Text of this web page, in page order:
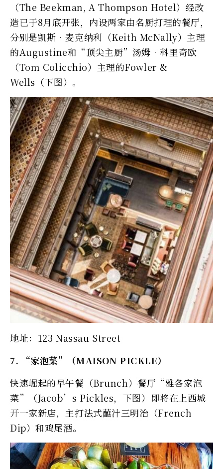
（The Beekman, A Thompson Hotel）经改
造已于8月底开张，内设两家由名厨打理的餐厅，
分别是凯斯‧麦克纳利（Keith McNally）主理
的Augustine和“顶尖主厨”汤姆‧科里奇欧
（Tom Colicchio）主理的Fowler &
Wells（下图）。
地址：123 Nassau Street
7. “家泡菜”（MAISON PICKLE）
快速崛起的早午餐（Brunch）餐厅“雅各家泡
菜”（Jacob’s Pickles，下图）即将在上西城
开一家新店，主打法式蘸汁三明治（French
Dip）和鸡尾酒。